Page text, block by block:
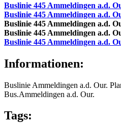
Buslinie 445 Ammeldingen a.d.
Buslinie 445 Ammeldingen a.d.
Buslinie 445 Ammeldingen a.d.
Buslinie 445 Ammeldingen a.d.
Buslinie 445 Ammeldingen a.d.
Informationen:
Buslinie Ammeldingen a.d. Our.
Bus.Ammeldingen a.d. Our.
Tags: